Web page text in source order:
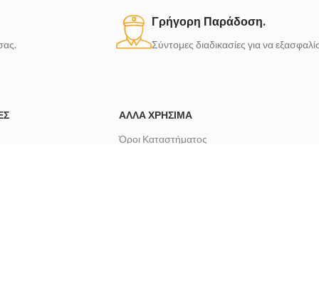
Γρήγορη Παράδοση.
Σύντομες διαδικασίες για να
ΆΛΛΑ ΧΡΉΣΙΜΑ
Όροι Καταστήματος